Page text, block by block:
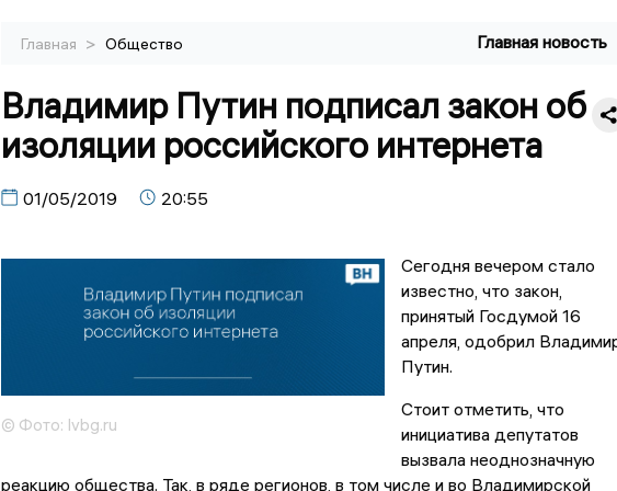
Главная > Общество Главная новость
Владимир Путин подписал закон об
изоляции российского интернета
01/05/2019 20:55
© Фото: Ivbg.ru
Сегодня вечером стало
известно, что закон,
принятый Госдумой 16
апреля, одобрил
Путин.
Стоит отметить, что
инициатива депутатов
вызвала неоднозначную
реакцию общества. Так, в ряде регионов, в том числе и во Владимирской